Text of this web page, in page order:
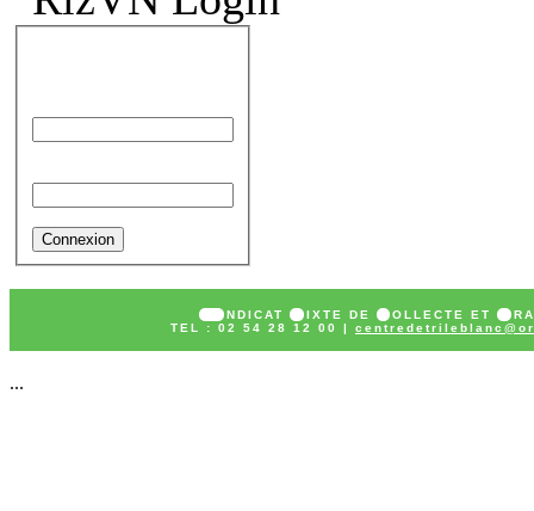
SY NDICAT MIXTE DE COLLECTE ET T
TEL : 02 54 28 12 00 |
...